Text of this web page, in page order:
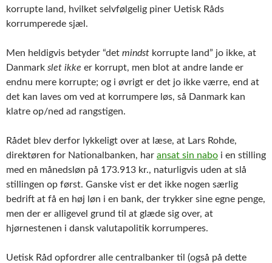
korrupte land, hvilket selvfølgelig piner Uetisk Råds
korrumperede sjæl.
Men heldigvis betyder “det mindst korrupte land” jo ikke, at
Danmark slet ikke er korrupt, men blot at andre lande er
endnu mere korrupte; og i øvrigt er det jo ikke værre, end at
det kan laves om ved at korrumpere løs, så Danmark kan
klatre op/ned ad rangstigen.
Rådet blev derfor lykkeligt over at læse, at Lars Rohde,
direktøren for Nationalbanken, har ansat sin nabo i en stilling
med en månedsløn på 173.913 kr., naturligvis uden at slå
stillingen op først. Ganske vist er det ikke nogen særlig
bedrift at få en høj løn i en bank, der trykker sine egne penge,
men der er alligevel grund til at glæde sig over, at
hjørnestenen i dansk valutapolitik korrumperes.
Uetisk Råd opfordrer alle centralbanker til (også på dette